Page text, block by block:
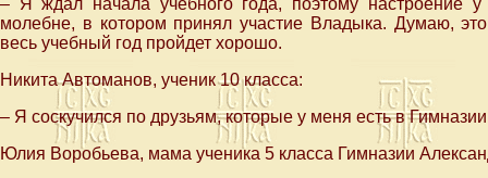
– Я ждал начала учебного года, поэтому настроение
молебне, в котором принял участие Владыка. Думаю,
весь учебный год пройдет хорошо.
Никита Автоманов, ученик 10 класса:
– Я соскучился по друзьям, которые у меня есть в
Юлия Воробьева, мама ученика 5 класса Гимназии